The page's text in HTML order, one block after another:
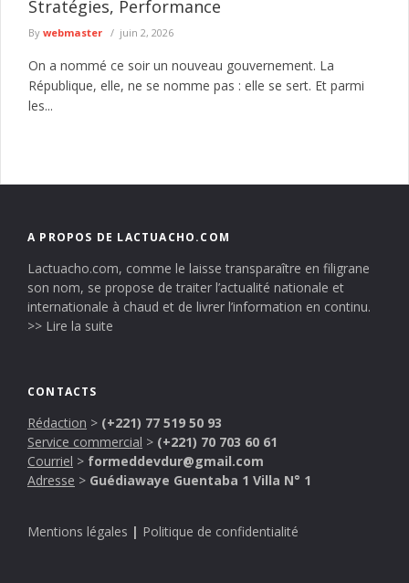
Stratégies, Performance
By webmaster juin 2, 2026
On a nommé ce soir un nouveau gouvernement. La
République, elle, ne se nomme pas : elle se sert. Et parmi
les...
A PROPOS DE LACTUACHO.COM
Lactuacho.com, comme le laisse transparaître en filigrane
son nom, se propose de traiter l’actualité nationale et
internationale à chaud et de livrer l’information en continu.
>> Lire la suite
CONTACTS
Rédaction > (+221) 77 519 50 93
Service commercial > (+221) 70 703 60 61
Courriel > formeddevdur@gmail.com
Adresse > Guédiawaye Guentaba 1 Villa N° 1
Mentions légales | Politique de confidentialité